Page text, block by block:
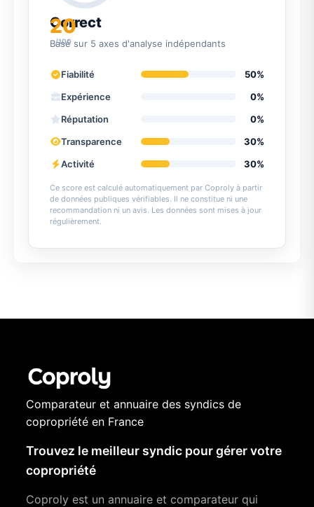
20
/100
Correct
Basé sur 5 axes d'analyse indépendants
Fiabilité
50%
Expérience
0%
Réputation
0%
Transparence
30%
Activité
30%
Ce score est calculé automatiquement par Coproly à partir
de données publiques vérifiables. Il ne constitue ni une
recommandation ni un avis. Les données sont mises à jour
régulièrement.
Comparateur et annuaire des syndics de
copropriété en France
Trouvez le meilleur syndic pour gérer votre
copropriété
Coproly est un annuaire et comparateur qui